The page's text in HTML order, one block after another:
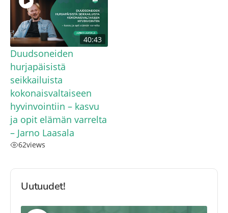
40:43
Duudsoneiden
hurjapäisistä
seikkailuista
kokonaisvaltaiseen
hyvinvointiin – kasvu
ja opit elämän varrelta
– Jarno Laasala
62views
Uutuudet!